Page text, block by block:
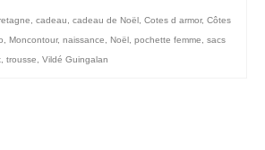
cadeau cadeau de Noël Cotes d armor, Côtes
Moncontour, naissance Noël pochette femme
sacs
trousse Vildé Guingalan